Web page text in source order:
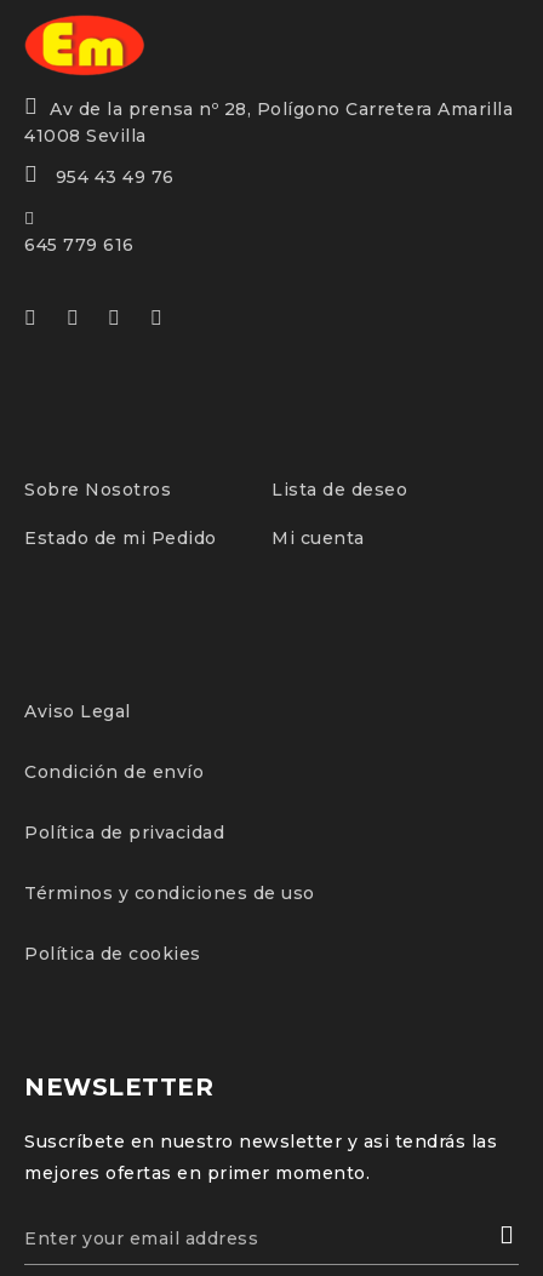
Av de la prensa nº 28, Polígono Carretera Amarilla
41008 Sevilla
954 43 49 76
645 779 616
Sobre Nosotros Lista de deseo
Estado de mi Pedido Mi cuenta
Aviso Legal
Condición de envío
Política de privacidad
Términos y condiciones de uso
Política de cookies
NEWSLETTER
Suscríbete en nuestro newsletter y asi tendrás las
mejores ofertas en primer momento.